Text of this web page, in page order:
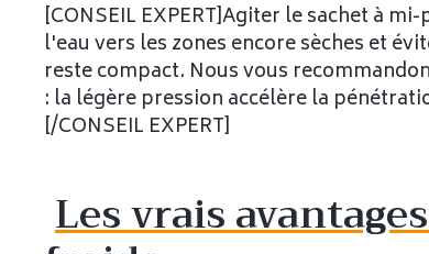
[CONSEIL EXPERT]Agiter le sachet à
l'eau vers les zones encore sèches et
reste compact. Nous vous
: la légère pression accélère la
[/CONSEIL EXPERT]
Les vrais